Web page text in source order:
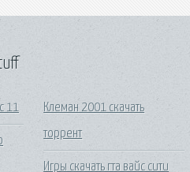
11
Клеман 2001 скачать
торрент
Игры скачать гта вайс сити